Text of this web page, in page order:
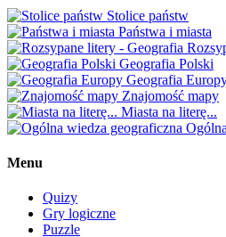
Stolice państw
Państwa i miasta
Geografia Polski
Geografia
Znajomość mapy
Miasta na literę...
Menu
Quizy
Gry logiczne
Puzzle